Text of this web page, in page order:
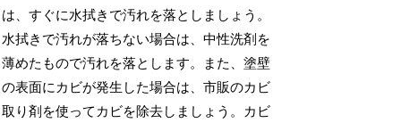
は、すぐに水拭きで汚れを落としましょう。
水拭きで汚れが落ちない場合は、中性洗剤を
薄めたもので汚れを落とします。また、塗壁
の表面にカビが発生した場合は、市販のカビ
取り剤を使ってカビを除去しましょう。カビ